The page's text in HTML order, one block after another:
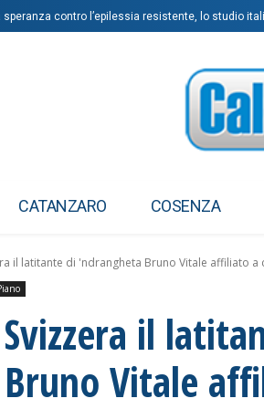
speranza contro l’epilessia resistente, lo studio
CATANZARO COSENZA
il latitante di 'ndrangheta Bruno Vitale affiliato a
il
Vitale